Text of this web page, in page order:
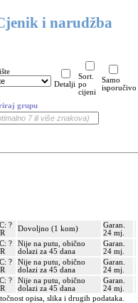
i narudžba
Detalji
Sort.
po
cijeni
Samo
isporučivo
grupu
?
Dovoljno (1 kom)
Garan.
24 mj.
?
Nije na putu, obično
dolazi za 45 dana
Garan.
24 mj.
?
Nije na putu, obično
dolazi za 45 dana
Garan.
24 mj.
?
Nije na putu, obično
dolazi za 45 dana
Garan.
24 mj.
opisa, slika i drugih podataka.